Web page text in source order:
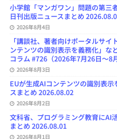
小学館「マンガワン」問題の第三
日刊出版ニュースまとめ
2026年8月4日
「講談社、著者向けポータルサ
ンテンツの識別表示を義務化」な
コラム #726（2026年7月26日～8
2026年8月3日
EUが生成AIコンテンツの識別表
スまとめ 2026.08.02
2026年8月2日
文科省、プログラミング教育にAI
まとめ 2026.08.01
2026年8月1日